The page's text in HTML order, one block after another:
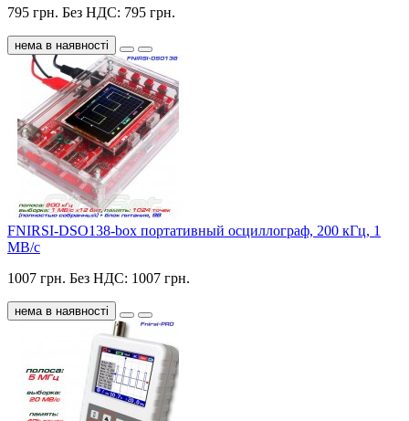
795 грн. Без НДС: 795 грн.
нема в наявності
FNIRSI-DSO138-box портативный осциллограф, 200 кГц, 1
МВ/с
1007 грн. Без НДС: 1007 грн.
нема в наявності